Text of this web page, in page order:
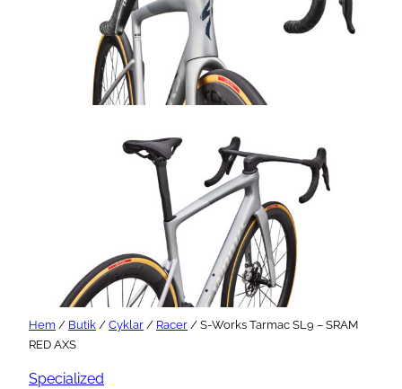
Hem / Butik / Cyklar / Racer / S-Works Tarmac SL9 – SRAM
RED AXS
Specialized